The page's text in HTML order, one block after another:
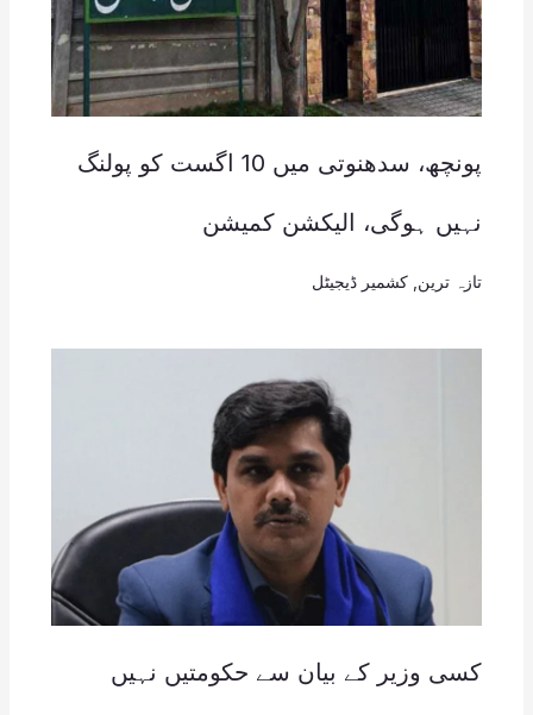
پونچھ، سدھنوتی میں 10 اگست کو پولنگ
نہیں ہوگی، الیکشن کمیشن
تازہ ترین کشمیر ڈیجیٹل
کسی وزیر کے بیان سے حکومتیں نہیں